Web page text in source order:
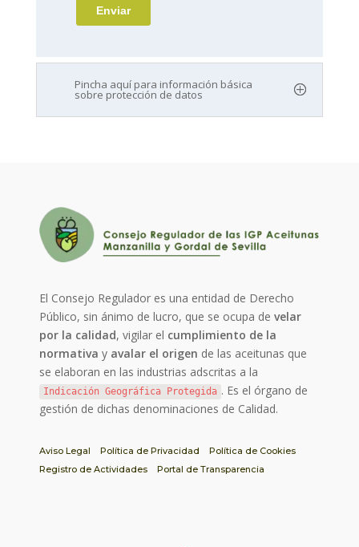
Pincha aquí para información básica
sobre protección de datos
El Consejo Regulador es una entidad de Derecho
Público, sin ánimo de lucro, que se ocupa develar
por la calidad, vigilar el cumplimiento de la
normativa y avalar el origen de las aceitunas que
se elaboran en las industrias adscritas a la
Indicación Geográfica Protegida . Es el órgano de
gestión de dichas denominaciones de Calidad.
Aviso Legal Política de Privacidad
Política de Cookies
Registro de Actividades
Portal de Transparencia